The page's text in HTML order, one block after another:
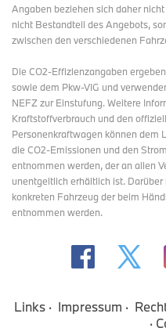
Angaben beziehen sich daher
nicht Bestandteil des Angebots,
zwischen den verschiedenen
Die CO2-Effizienzangaben
sowie dem Pkw-VIG und
NEFZ zur Einstufung. Weitere
Kraftstoffverbrauch und den
Personenkraftwagen können dem
die CO2-Emissionen und den
entnommen werden, der an allen
unentgeltlich erhältlich ist.
konkreten Fahrzeug der beim
entnommen werden.
Links Impressum